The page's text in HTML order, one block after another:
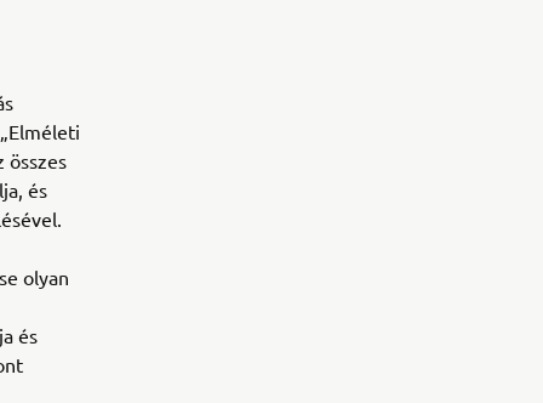
összes
és
olyan
és